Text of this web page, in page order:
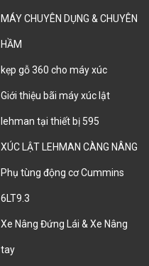
MÁY CHUYÊN DỤNG & CHUYÊN
HẦM
kẹp gỗ 360 cho máy xúc
Giới thiệu bãi máy xúc lật
lehman tại thiết bị 595
XÚC LẬT LEHMAN CÀNG NÂNG
Phụ tùng động cơ Cummins
6LT9.3
Xe Nâng Đứng Lái & Xe Nâng
tay